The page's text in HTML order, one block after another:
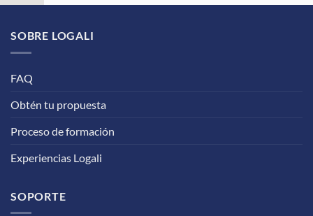
SOBRE LOGALI
FAQ
Obtén tu propuesta
Proceso de formación
Experiencias Logali
SOPORTE